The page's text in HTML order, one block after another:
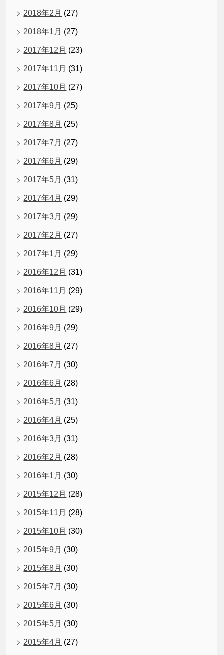
2018年2月 (27)
2018年1月 (27)
2017年12月 (23)
2017年11月 (31)
2017年10月 (27)
2017年9月 (25)
2017年8月 (25)
2017年7月 (27)
2017年6月 (29)
2017年5月 (31)
2017年4月 (29)
2017年3月 (29)
2017年2月 (27)
2017年1月 (29)
2016年12月 (31)
2016年11月 (29)
2016年10月 (29)
2016年9月 (29)
2016年8月 (27)
2016年7月 (30)
2016年6月 (28)
2016年5月 (31)
2016年4月 (25)
2016年3月 (31)
2016年2月 (28)
2016年1月 (30)
2015年12月 (28)
2015年11月 (28)
2015年10月 (30)
2015年9月 (30)
2015年8月 (30)
2015年7月 (30)
2015年6月 (30)
2015年5月 (30)
2015年4月 (27)